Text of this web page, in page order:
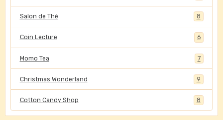
Salon de Thé 8
Coin Lecture 6
Momo Tea 7
Christmas Wonderland 9
Cotton Candy Shop 8